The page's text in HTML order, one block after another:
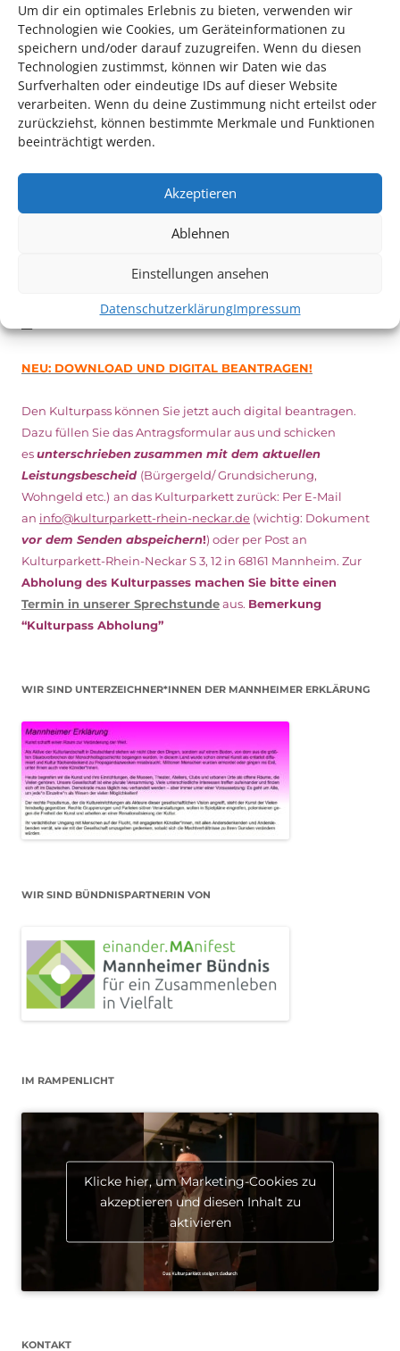
Um dir ein optimales Erlebnis zu bieten, verwenden wir
Technologien wie Cookies, um Geräteinformationen zu
speichern und/oder darauf zuzugreifen. Wenn du diesen
Technologien zustimmst, können wir Daten wie das
Surfverhalten oder eindeutige IDs auf dieser Website
verarbeiten. Wenn du deine Zustimmung nicht erteilst oder
zurückziehst, können bestimmte Merkmale und Funktionen
beeinträchtigt werden.
Akzeptieren
Ablehnen
Einstellungen ansehen
DatenschutzerklärungImpressum
Auch dieses Jahr findet wieder dasFestival des deutschen
Filmsin Ludwigshafen statt.
Vom 19. August bist zum 9. September
Inhaber*innen freien Eintrittzu den Vorstellungen – 30
Minuten vor Beginn des Films und solange der Vorrat reicht!
Weitere Details zum Festival finden SieHIER
DIGITAL KULTURPASS BEANTRAGEN
NEU: DOWNLOAD UND DIGITAL BEANTRAGEN!
Den Kulturpass können Sie jetzt auch digital beantragen.
Dazu füllen Sie das Antragsformular aus und schicken
esunterschriebenzusammen mit dem aktuellen
Leistungsbescheid (Bürgergeld/ Grundsicherung,
Wohngeld etc.) an das Kulturparkett zurück: Per E-Mail
an info@kulturparkett-rhein-neckar.de (wichtig: Dokument
vor dem Senden abspeichern!) oder per Post an
Kulturparkett-Rhein-Neckar S 3, 12 in 68161 Mannheim. Zur
Abholung des Kulturpasses machen Sie bitte einen
Termin in unserer Sprechstundeaus. Bemerkung
“Kulturpass Abholung”
WIR SIND UNTERZEICHNER*INNEN DER MANNHEIMER ERKLÄRUNG
WIR SIND BÜNDNISPARTNERIN VON
IM RAMPENLICHT
Klicke hier, um Marketing-Cookies zu
akzeptieren und diesen Inhalt zu
aktivieren
KONTAKT